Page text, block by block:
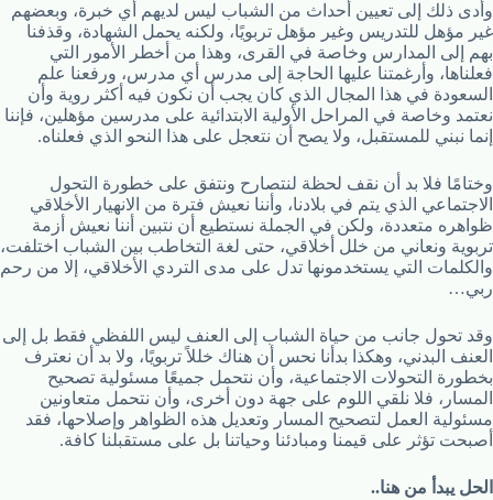
وأدى ذلك إلى تعيين أحداث من الشباب ليس لديهم أي خبرة، وبعضهم
غير مؤهل للتدريس وغير مؤهل تربويًا، ولكنه يحمل الشهادة، وقذفنا
بهم إلى المدارس وخاصة في القرى، وهذا من أخطر الأمور التي
فعلناها، وأرغمتنا عليها الحاجة إلى مدرس أي مدرس، ورفعنا علم
السعودة في هذا المجال الذي كان يجب أن نكون فيه أكثر روية وأن
نعتمد وخاصة في المراحل الأولية الابتدائية على مدرسين مؤهلين، فإننا
إنما نبني للمستقبل، ولا يصح أن نتعجل على هذا النحو الذي فعلناه.
وختامًا فلا بد أن نقف لحظة لنتصارح ونتفق على خطورة التحول
الاجتماعي الذي يتم في بلادنا، وأننا نعيش فترة من الانهيار الأخلاقي
ظواهره متعددة، ولكن في الجملة نستطيع أن نتبين أننا نعيش أزمة
تربوية ونعاني من خلل أخلاقي، حتى لغة التخاطب بين الشباب اختلفت،
والكلمات التي يستخدمونها تدل على مدى التردي الأخلاقي، إلا من رحم
ربي…
وقد تحول جانب من حياة الشباب إلى العنف ليس اللفظي فقط بل إلى
العنف البدني، وهكذا بدأنا نحس أن هناك خللاً تربويًا، ولا بد أن نعترف
بخطورة التحولات الاجتماعية، وأن نتحمل جميعًا مسئولية تصحيح
المسار، فلا نلقي اللوم على جهة دون أخرى، وأن نتحمل متعاونين
مسئولية العمل لتصحيح المسار وتعديل هذه الظواهر وإصلاحها، فقد
أصبحت تؤثر على قيمنا ومبادئنا وحياتنا بل على مستقبلنا كافة.
الحل يبدأ من هنا..